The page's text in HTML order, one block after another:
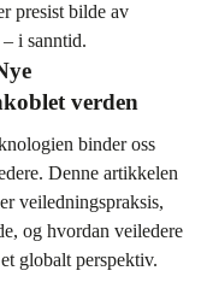
presist bilde av
i sanntid.
verden
binder oss
Denne artikkelen
veiledningspraksis,
og hvordan veiledere
globalt perspektiv.